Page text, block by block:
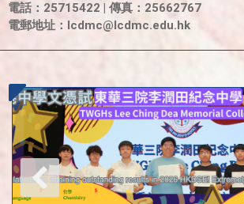
電話：25715422 | 傳真：25662767
電郵地址： lcdmc@lcdmc.edu.hk